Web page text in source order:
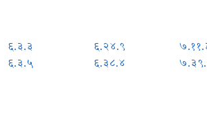
६.३.३
६.३.५
६.२४.९
६.३८.४